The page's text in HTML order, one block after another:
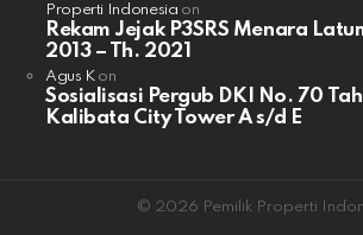
Properti Indonesia on
Rekam Jejak P3SRS Menara
2013 – Th. 2021
Agus Kon
Sosialisasi Pergub DKI No. 70
Kalibata City Tower A s/d E
© 2026 Pemilik Properti